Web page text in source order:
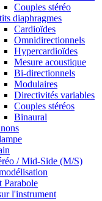
Couples stéréo
diaphragmes
Cardioïdes
Omnidirectionnels
Hypercardioïdes
Mesure acoustique
Bi-directionnels
Modulaires
Directivités variables
Couples stéréos
Binaural
/ Mid-Side (M/S)
Parabole
l'instrument